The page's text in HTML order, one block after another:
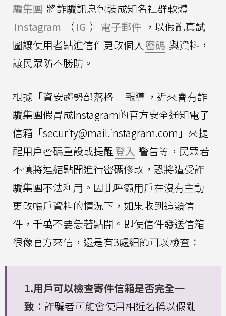
騙集團 將詐騙訊息包裝成知名社群軟體
Instagram
（ IG ） 電子郵件 ，以假亂真試
圖讓使用者點進信件更改個人 密碼 與資料，
讓民眾防不勝防。
根據「資安趨勢部落格」 報導 ，近來會有詐
騙集團假冒成Instagram的官方安全通知電子
信箱「security@mail.instagram.com 」來提
醒用戶密碼重設或提醒登入 警告等，民眾若
不慎將連結點開進行密碼修改，恐將遭受詐
騙集團不法利用。因此呼籲用戶在沒有主動
更改帳戶資料的情況下，如果收到這類信
件，千萬不要急著點開。即使信件發送信箱
很像官方來信，還是有3處細節可以檢查：
1.用戶可以檢查寄件信箱是否完全一
致 ：詐騙者可能會使用相近名稱以假亂